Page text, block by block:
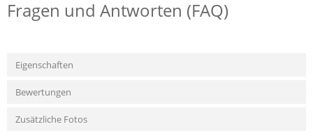
Fragen und Antworten (FAQ)
Eigenschaften
Bewertungen
Zusätzliche Fotos